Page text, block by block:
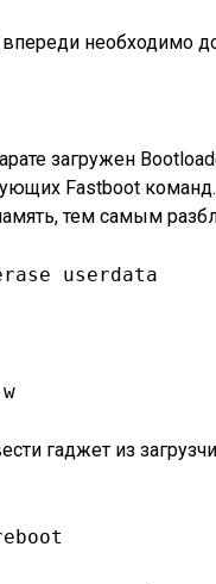
необходимо
загружен
Fastboot команд.
тем самым
userdata
гаджет из